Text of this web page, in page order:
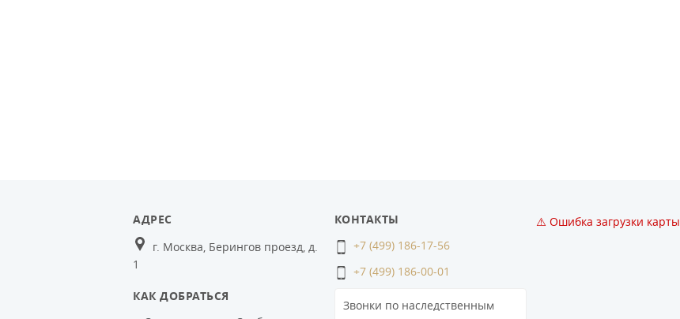
АДРЕС
г. Москва, Берингов проезд, д.
1
КАК ДОБРАТЬСЯ
КОНТАКТЫ
+7 (499) 186-17-56
+7 (499) 186-00-01
Звонки по наследственным
⚠️ Ошибка загрузки карты